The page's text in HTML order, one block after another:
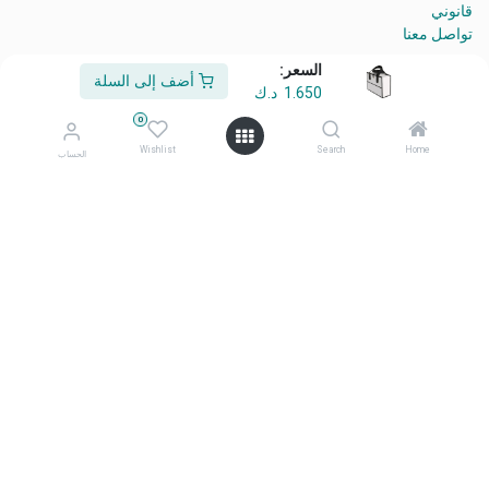
السعر:
1.650 د.ك
أضف إلى السلة
Home
Search
0
Wishlist الحساب
قانوني
تواصل معنا
من نحن
أهلًا وسهلًا بكم في شركة معرض أفكاري